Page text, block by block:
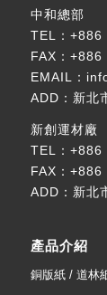
中和總部
TEL： +886
FAX：
EMAIL：
ADD： 新北
新創運材廠
TEL： +886
FAX：
ADD： 新北
產品介紹
銅版紙 / 道林